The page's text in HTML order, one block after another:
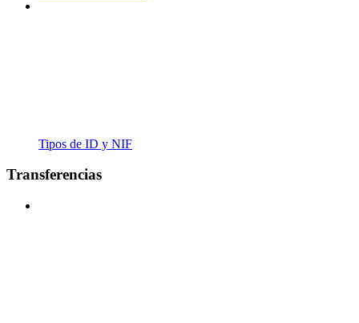
Tipos de ID y NIF
Transferencias